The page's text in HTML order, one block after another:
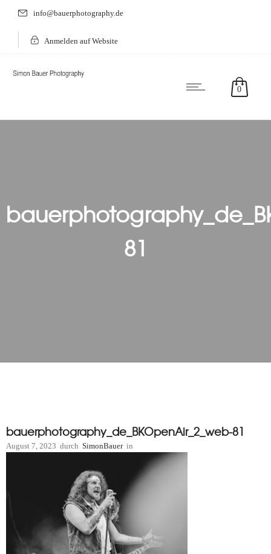
info@bauerphotography.de
Anmelden auf Website
0
81
bauerphotography_de_BKOpenAir_2_web-81
August 7, 2023 durch SimonBauer in